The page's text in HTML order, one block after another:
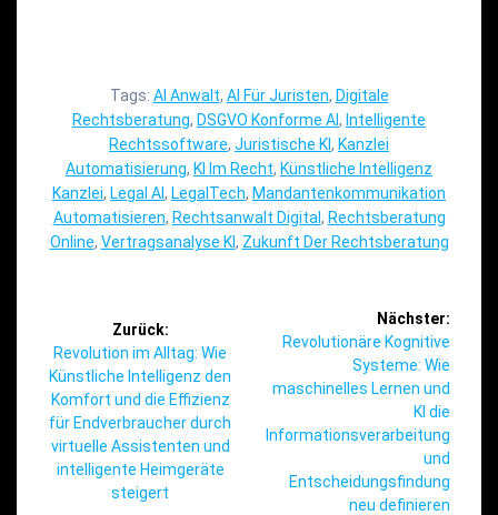
Tags: AI Anwalt, AI Für Juristen, Digitale
Rechtsberatung, DSGVO Konforme AI, Intelligente
Rechtssoftware, Juristische KI, Kanzlei
Automatisierung, KI Im Recht, Künstliche Intelligenz
Kanzlei, Legal AI, LegalTech, Mandantenkommunikation
Automatisieren, Rechtsanwalt Digital, Rechtsberatung
Online, Vertragsanalyse KI, Zukunft Der Rechtsberatung
Zurück:
Vorheriger
Beitrag:
Revolution im Alltag: Wie
Künstliche Intelligenz den
Komfort und die Effizienz
für Endverbraucher durch
virtuelle Assistenten und
intelligente Heimgeräte
steigert
Nächster:
Nächster
Revolutionäre Kognitive
Systeme: Wie
maschinelles Lernen und
KI die
Informationsverarbeitung
und
Entscheidungsfindung
neu definieren